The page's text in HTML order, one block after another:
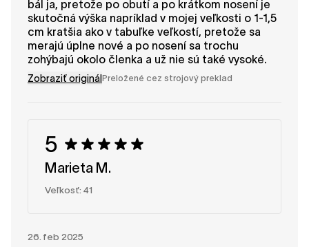
bál ja, pretože po obutí a po krátkom nosení je
skutočná výška napríklad v mojej veľkosti o 1-1,5
cm kratšia ako v tabuľke veľkostí, pretože sa
merajú úplne nové a po nosení sa trochu
zohýbajú okolo členka a už nie sú také vysoké.
Zobraziť originál Preložené cez strojový preklad
5
Marieta M.
Veľkosť: 41
26. feb 2025